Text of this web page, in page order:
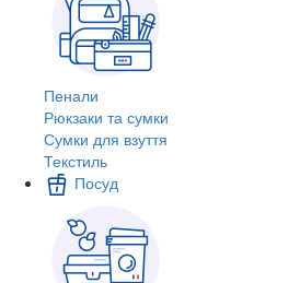
Пенали
Рюкзаки та сумки
Сумки для взуття
Текстиль
Посуд